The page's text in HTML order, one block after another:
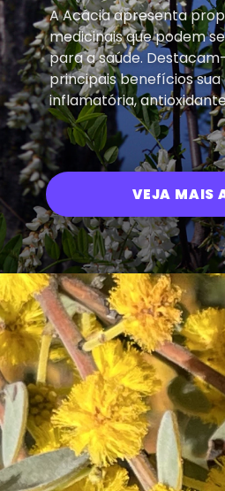
A Acácia apresenta
medicinais que podem
para a saúde.
principais benefícios
inflamatória,
VEJA MAIS